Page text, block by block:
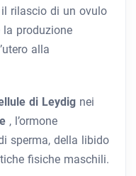
il rilascio di un ovulo
la produzione
alla
di Leydig nei
, l’ormone
sperma, della libido
fisiche maschili.